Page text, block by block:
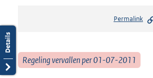
Permalink
Regeling vervallen per 01-07-2011